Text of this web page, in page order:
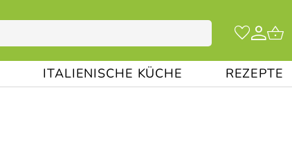
ITALIENISCHE KÜCHE REZEPTE